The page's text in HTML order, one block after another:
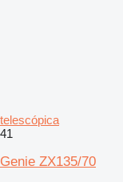
telescópica
41
Genie ZX135/70